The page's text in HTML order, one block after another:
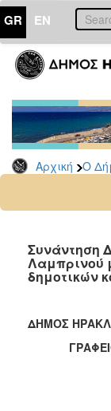
GR EN
Αρχική Ο
ΔΗΜΟΣ
Δελτία
Τύπου
Αρχείο
2026
2024
2022
Συνάντηση
Λαμπρινού
δημοτικών
ΔΗΜΟΣ
ΓΡΑΦΕΙΟ